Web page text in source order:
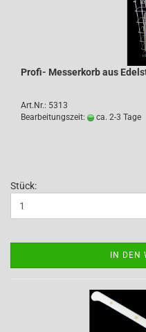
Profi- Messerkorb aus
Art.Nr.: 5313
Bearbeitungszeit:
ca. 2-3 Tage
Stück:
IN DEN